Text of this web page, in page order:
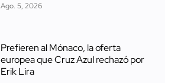
Ago. 5, 2026
Prefieren al Mónaco, la oferta
europea que Cruz Azul rechazó por
Erik Lira